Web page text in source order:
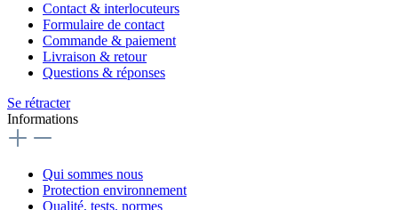
Contact & interlocuteurs
Formulaire de contact
Commande & paiement
Livraison & retour
Questions & réponses
Se rétracter
Informations
Qui sommes nous
Protection environnement
Qualité, tests, normes